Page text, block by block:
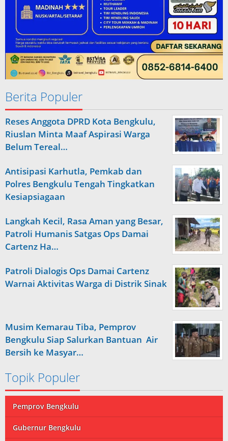
Berita Populer
Reses Anggota DPRD Kota Bengkulu,
Riuslan Minta Maaf Aspirasi Warga
Belum Tereal…
Antisipasi Karhutla, Pemkab dan
Polres Bengkulu Tengah Tingkatkan
Kesiapsiagaan
Langkah Kecil, Rasa Aman yang Besar,
Patroli Humanis Satgas Ops Damai
Cartenz Ha…
Patroli Dialogis Ops Damai Cartenz
Warnai Aktivitas Warga di Distrik Sinak
Musim Kemarau Tiba, Pemprov
Bengkulu Siap Salurkan Bantuan Air
Bersih ke Masyar…
Topik Populer
Pemprov Bengkulu
Gubernur Bengkulu